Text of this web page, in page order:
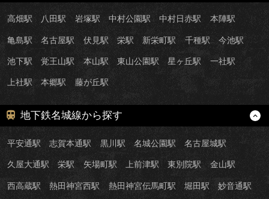
高畑駅 八田駅 岩塚駅 中村公園駅 中村日赤駅 本陣駅
亀島駅 名古屋駅 伏見駅 栄駅 新栄町駅 千種駅 今池駅
池下駅 覚王山駅 本山駅 東山公園駅 星ヶ丘駅 一社駅
上社駅 本郷駅 藤が丘駅
地下鉄名城線から探す
平安通駅 志賀本通駅 黒川駅 名城公園駅 名古屋城駅
久屋大通駅 栄駅 矢場町駅 上前津駅 東別院駅 金山駅
西高蔵駅 熱田神宮西駅 熱田神宮伝馬町駅 堀田駅 妙音通駅